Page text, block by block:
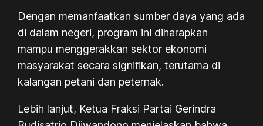
Dengan memanfaatkan sumber daya yang ada
di dalam negeri, program ini diharapkan
mampu menggerakkan sektor ekonomi
masyarakat secara signifikan, terutama di
kalangan petani dan peternak.
Lebih lanjut, Ketua Fraksi Partai Gerindra